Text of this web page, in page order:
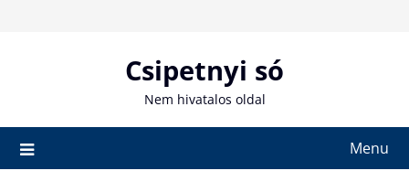
Csipetnyi só
Nem hivatalos oldal
Menu